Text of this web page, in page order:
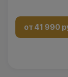
от 41 990